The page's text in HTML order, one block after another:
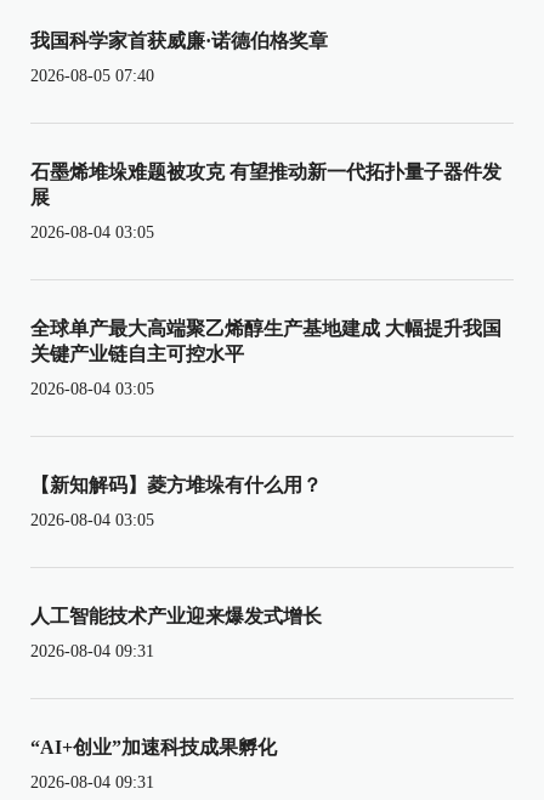
我国科学家首获威廉·诺德伯格奖章
2026-08-05 07:40
石墨烯堆垛难题被攻克 有望推动新一代拓扑量子器件发
展
2026-08-04 03:05
全球单产最大高端聚乙烯醇生产基地建成 大幅提升我国
关键产业链自主可控水平
2026-08-04 03:05
【新知解码】菱方堆垛有什么用？
2026-08-04 03:05
人工智能技术产业迎来爆发式增长
2026-08-04 09:31
“AI+创业”加速科技成果孵化
2026-08-04 09:31